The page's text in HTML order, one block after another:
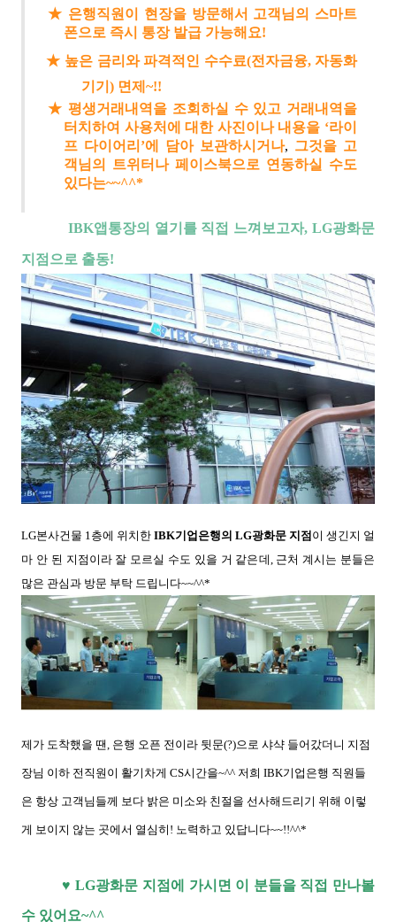
★ 은행직원이 현장을 방문해서 고객님의 스마트
폰으로 즉시 통장 발급 가능해요!
★ 높은 금리와 파격적인 수수료(전자금융, 자동화
기기) 면제~!!
★평생거래내역을 조회하실 수 있고 거래내역을
터치하여 사용처에 대한 사진이나 내용을 ‘라이
프 다이어리’에 담아 보관하시거나, 그것을 고
객님의
트위터나 페이스북으로 연동하실 수도
있다는~~^^*
IBK앱통장의 열기를 직접 느껴보고자, LG광화문
지점으로 출동!
LG본사건물 1층에 위치한 IBK기업은행의 LG광화문 지점 이 생긴지 얼
마 안 된 지점이라 잘 모르실 수도 있을 거 같은데, 근처 계시는 분들은
많은 관심과 방문 부탁 드립니다~~^^*
제가 도착했을 땐, 은행 오픈 전이라 뒷문(?)으로 샤샥 들어갔더니 지점
장님 이하 전직원이 활기차게 CS시간을~^^ 저희 IBK기업은행 직원들
은 항상 고객님들께 보다 밝은 미소와 친절을 선사해드리기 위해 이렇
게 보이지 않는 곳에서 열심히! 노력하고 있답니다~~!!^^*
♥ LG광화문 지점에 가시면 이 분들을 직접 만나볼
수 있어요~^^